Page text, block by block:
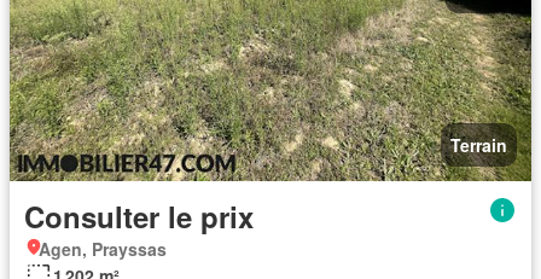
Terrain
Consulter le prix
Agen, Prayssas